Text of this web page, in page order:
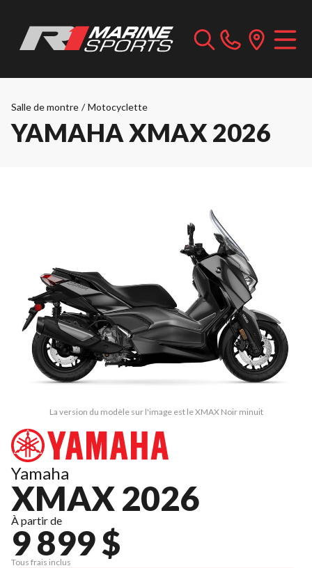
Salle de montre / Motocyclette
YAMAHA XMAX 2026
La version du modèle sur l'image est le XMAX Noir minuit
Yamaha
XMAX 2026
À partir de
9 899 $
Tous frais inclus